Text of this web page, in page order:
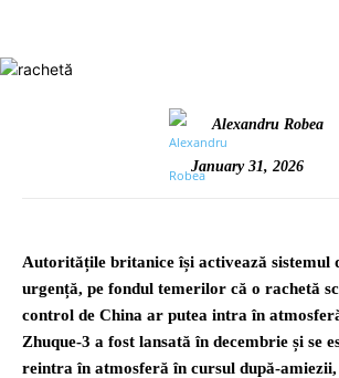
Alexandru Robea
January 31, 2026
Autoritățile britanice își activează sistemul
urgență, pe fondul temerilor că o rachetă
control de China ar putea intra în
Zhuque-3 a fost lansată în decembrie și se
reintra în atmosferă în cursul după-